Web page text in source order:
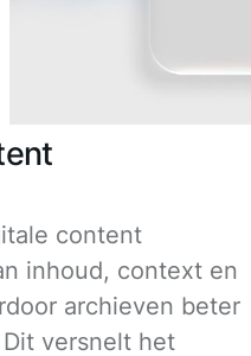
content
inhoud, context en
archieven beter
versnelt het